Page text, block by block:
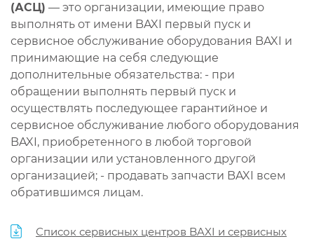
(АСЦ) — это организации, имеющие право
выполнять от имени BAXI первый пуск и
сервисное обслуживание оборудования BAXI и
принимающие на себя следующие
дополнительные обязательства: - при
обращении выполнять первый пуск и
осуществлять последующее гарантийное и
сервисное обслуживание любого оборудования
BAXI, приобретенного в любой торговой
организации или установленного другой
организацией; - продавать запчасти BAXI всем
обратившимся лицам.
Список сервисных центров BAXI и сервисных